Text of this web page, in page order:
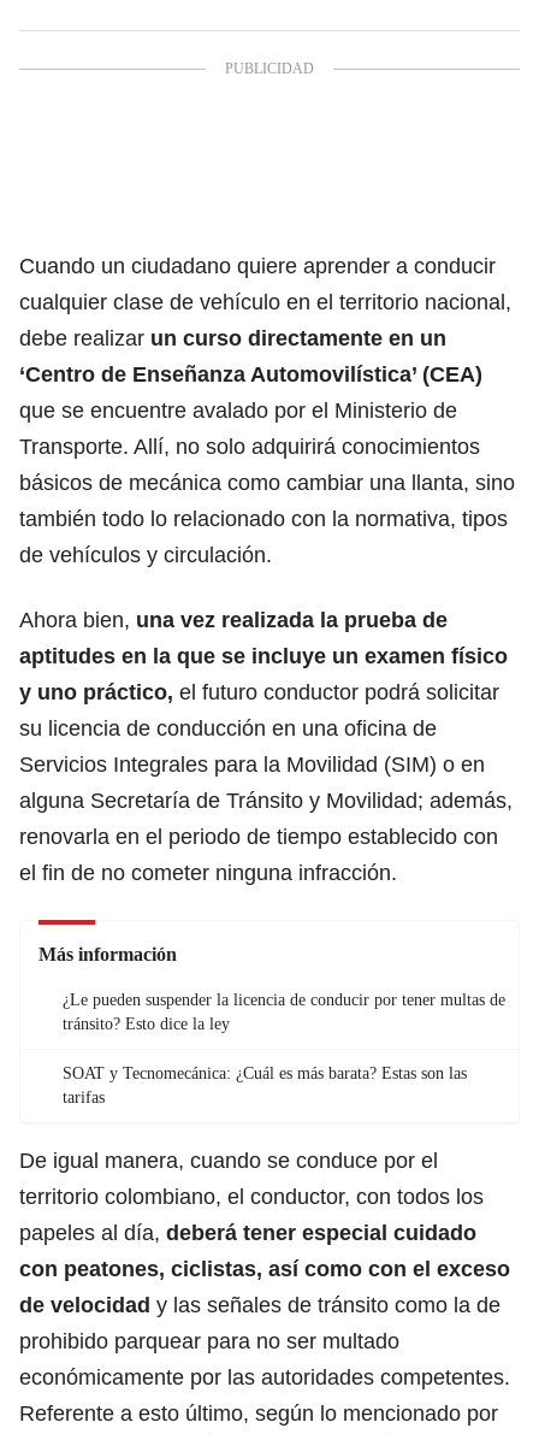
Cuando un ciudadano quiere aprender a conducir
cualquier clase de vehículo en el territorio nacional,
debe realizar un curso directamente en un
‘Centro de Enseñanza Automovilística’ (CEA)
que se encuentre avalado por el Ministerio de
Transporte. Allí, no solo adquirirá conocimientos
básicos de mecánica como cambiar una llanta, sino
también todo lo relacionado con la normativa, tipos
de vehículos y circulación.
Ahora bien, una vez realizada la prueba de
aptitudes en la que se incluye un examen físico
y uno práctico, el futuro conductor podrá solicitar
su licencia de conducción en una oficina de
Servicios Integrales para la Movilidad (SIM) o en
alguna Secretaría de Tránsito y Movilidad; además,
renovarla en el periodo de tiempo establecido con
el fin de no cometer ninguna infracción.
Más información
¿Le pueden suspender la licencia de conducir por tener multas de
tránsito? Esto dice la ley
SOAT y Tecnomecánica: ¿Cuál es más barata? Estas son las
tarifas
De igual manera, cuando se conduce por el
territorio colombiano, el conductor, con todos los
papeles al día, deberá tener especial cuidado
con peatones, ciclistas, así como con el exceso
de velocidad y las señales de tránsito como la de
prohibido parquear para no ser multado
económicamente por las autoridades competentes.
Referente a esto último, según lo mencionado por